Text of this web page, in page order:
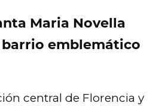
Maria Novella
emblemático
central de Florencia y